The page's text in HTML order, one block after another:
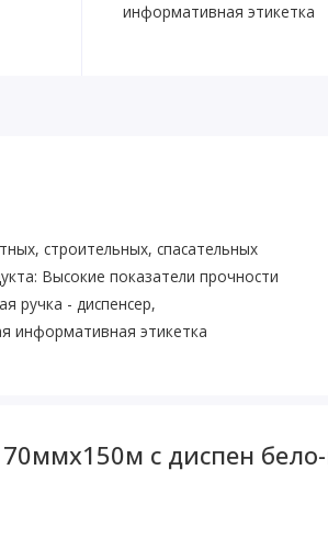
информативная этикетка
строительных, спасательных
Высокие показатели прочности
ручка - диспенсер,
информативная этикетка
с диспен